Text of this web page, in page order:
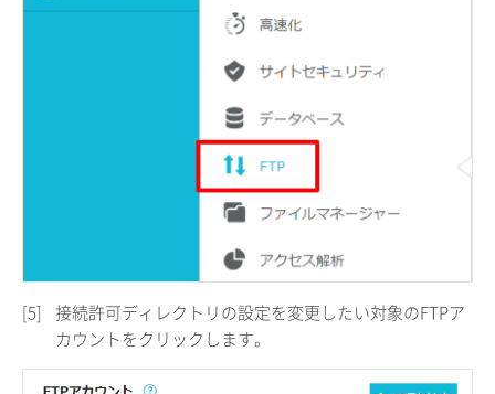
[5]
接続許可ディレクトリの設定を変更したい対象のFTPア
カウントをクリックします。